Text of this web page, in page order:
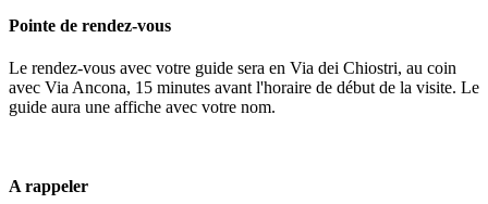
Pointe de rendez-vous
Le rendez-vous avec votre guide sera en Via dei Chiostri, au coin
avec Via Ancona, 15 minutes avant l'horaire de début de la visite. Le
guide aura une affiche avec votre nom.
A rappeler